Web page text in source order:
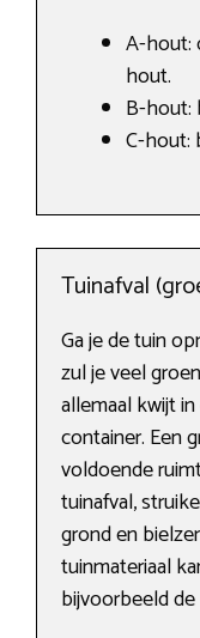
A-hout:
hout.
B-hout:
C-hout:
Tuinafval
Ga je de tuin
zul je veel
allemaal kwijt
container. Een
voldoende
tuinafval,
grond en
tuinmateriaal
bijvoorbeeld